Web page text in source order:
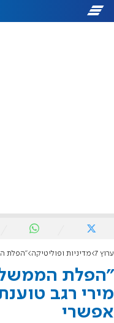
ערוץ 7 מדיניות ופוליטיקה "הפלת הממשלה
"הפלת
מירי רגב
אפשרי